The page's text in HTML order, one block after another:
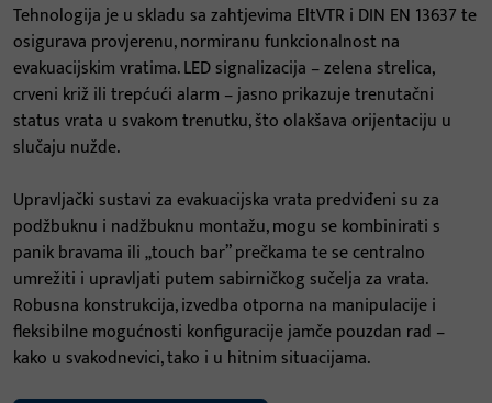
Tehnologija je u skladu sa zahtjevima EltVTR i DIN EN 13637 te
osigurava provjerenu, normiranu funkcionalnost na
evakuacijskim vratima. LED signalizacija – zelena strelica,
crveni križ ili trepćući alarm – jasno prikazuje trenutačni
status vrata u svakom trenutku, što olakšava orijentaciju u
slučaju nužde.
Upravljački sustavi za evakuacijska vrata predviđeni su za
podžbuknu i nadžbuknu montažu, mogu se kombinirati s
panik bravama ili „touch bar” prečkama te se centralno
umrežiti i upravljati putem sabirničkog sučelja za vrata.
Robusna konstrukcija, izvedba otporna na manipulacije i
fleksibilne mogućnosti konfiguracije jamče pouzdan rad –
kako u svakodnevici, tako i u hitnim situacijama.